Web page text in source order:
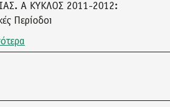
Α ΚΥΚΛΟΣ 2011-2012:
Περίοδοι